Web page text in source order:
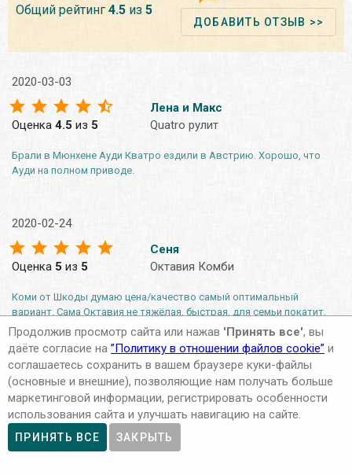
Общий рейтинг 4.5 из 5
ДОБАВИТЬ ОТЗЫВ >>
2020-03-03
Оценка 4.5 из 5
Лена и Макс
Quatro рулит
Брали в Мюнхене Ауди Кватро ездили в Австрию. Хорошо, что
Ауди на полном приводе.
2020-02-24
Оценка 5 из 5
Сеня
Октавия Комби
Коми от Шкоды думаю цена/качество самый оптимальный
вариант. Сама Октавия не тяжёлая, быстрая, для семьи покатит.
Места в багажнике много.
2020-02-24
Оценка4из5
Илья
другое авто
Выбрали на прокат Рено Мегане Грандтур. На фотографии белая
Продолжив просмотр сайта или нажав 'Принять все', вы
даёте согласие на ”Политику в отношении файлов cookie” и
соглашаетесь сохранить в вашем браузере куки-файлы
(основные и внешние), позволяющие нам получать больше
маркетинговой информации, регистрировать особенности
использования сайта и улучшать навигацию на сайте.
ПРИНЯТЬ ВСЕ ЗАКРЫТЬ